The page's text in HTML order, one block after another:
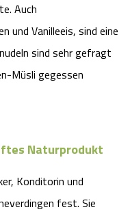
Auch
und Vanilleeis, sind eine
sind sehr gefragt
Müsli gegessen
Naturprodukt
Konditorin und
fest. Sie